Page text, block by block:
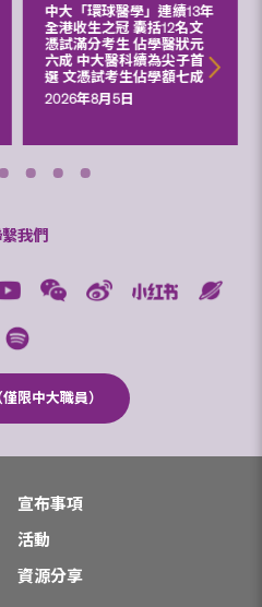
中大「環球醫學」連續13年
全港收生之冠 囊括12名文
憑試滿分考生 佔學醫狀元
六成 中大醫科續為尖子首
選 文憑試考生佔學額七成
2026年8月5日
我們
限中大職員）
宣布事項
活動
資源分享